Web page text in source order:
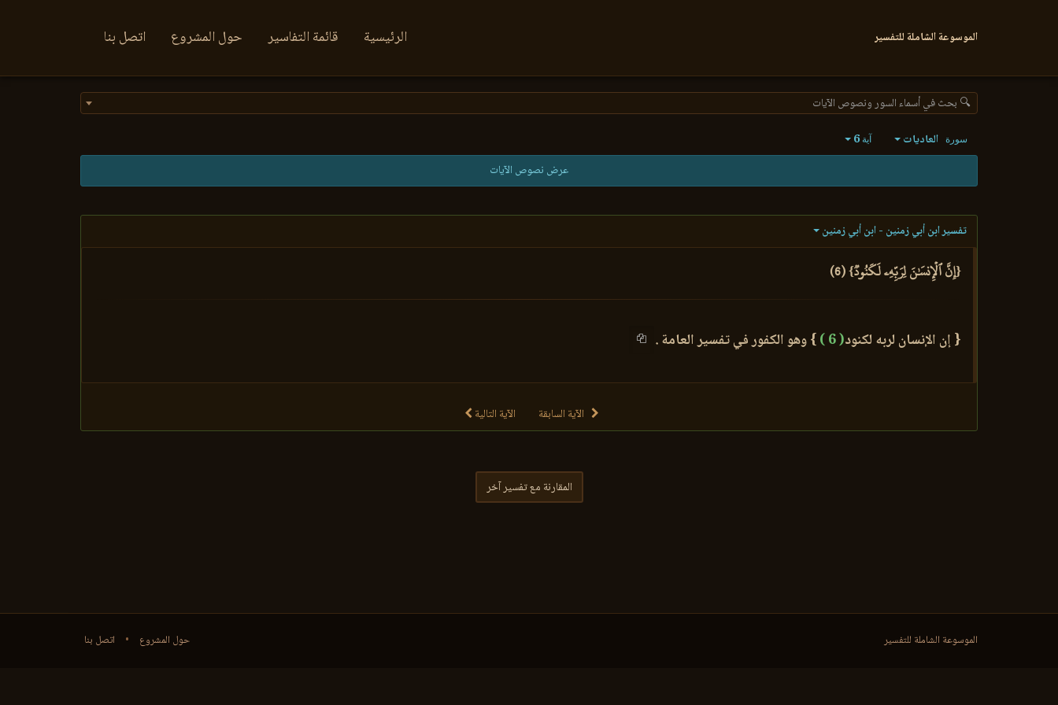
الموسوعة الشاملة للتفسير الرئيسية قائمة التفاسير حول المشروع اتصل بنا
🔍 بحث في أسماء السور ونصوص الآيات
سورة العاديات آية6
عرض نصوص الآيات
تفسير ابن أبي زمنين - ابن أبي زمنين
{إِنَّ ٱلۡإِنسَٰنَ لِرَبِّهِۦ لَكَنُودٞ} (6)
{ إن الإنسان لربه لكنود( 6 ) } وهو الكفور في تفسير العامة .
الآية السابقة الآية التالية
المقارنة مع تفسير آخر
حول المشروع • اتصل بنا الموسوعة الشاملة للتفسير